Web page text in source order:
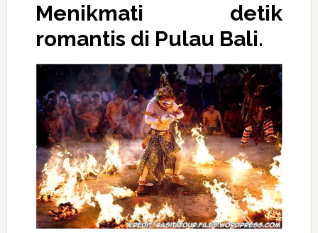
Menikmati detik
romantis di Pulau Bali.